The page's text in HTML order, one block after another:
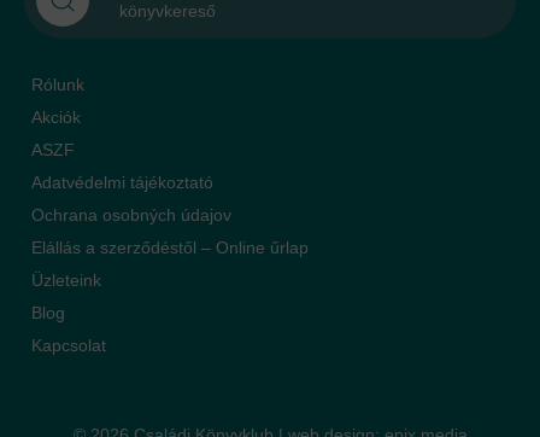
könyvkereső
Rólunk
Akciók
ASZF
Adatvédelmi tájékoztató
Ochrana osobných údajov
Elállás a szerződéstől – Online űrlap
Üzleteink
Blog
Kapcsolat